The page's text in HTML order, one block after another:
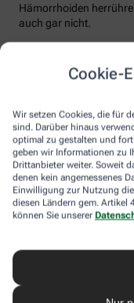
Cookie-
Wir setzen Cookies, die für
sind. Darüber hinaus
optimal zu gestalten und
geben wir Informationen zu
Drittanbieter weiter. Soweit
denen kein angemessenes
Einwilligung zur Nutzung
diesen Ländern gem. Artikel
können Sie unserer
Hämorrhoiden
auch gar nicht.
Darmkrebs sollte man
Sprechen Sie in
Untersuchung zehn
betroffenen
übernehmen bei
auch die Kosten einer
dies über die
Andere
Kapselendoskopie